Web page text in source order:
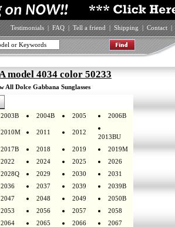
Testimonials | FAQ | Tell a friend | Shipping | Contact |
model 4034 color 50233
All Dolce Gabbana Sunglasses
2003B 2004B 2005 2006B
2010M 2011 2012
2013BU
2017B 2018 2019
2019M
2022 2024 2025
2026
2028Q 2029 2030
2031
2036 2037 2039
2039B
2047 2048 2049
2050B
2053 2056 2057
2058
2064 2065 2066
2067